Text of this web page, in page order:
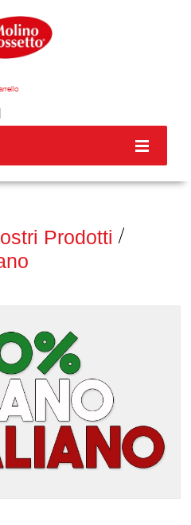
Prodotti